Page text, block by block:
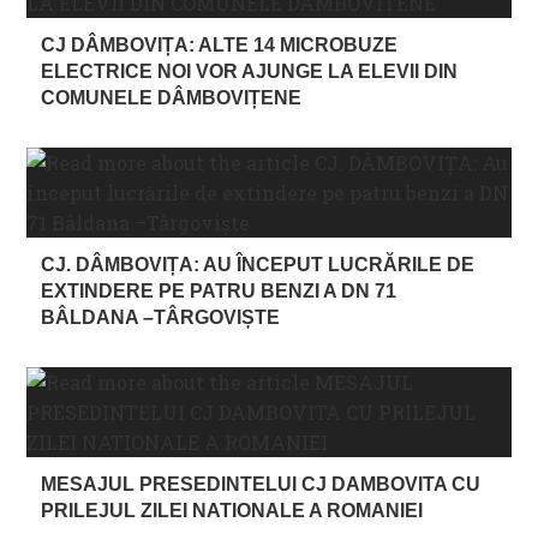
CJ DÂMBOVIȚA: ALTE 14 MICROBUZE
ELECTRICE NOI VOR AJUNGE LA ELEVII DIN
COMUNELE DÂMBOVIȚENE
CJ. DÂMBOVIȚA: AU ÎNCEPUT LUCRĂRILE DE
EXTINDERE PE PATRU BENZI A DN 71
BÂLDANA –TÂRGOVIȘTE
MESAJUL PRESEDINTELUI CJ DAMBOVITA CU
PRILEJUL ZILEI NATIONALE A ROMANIEI